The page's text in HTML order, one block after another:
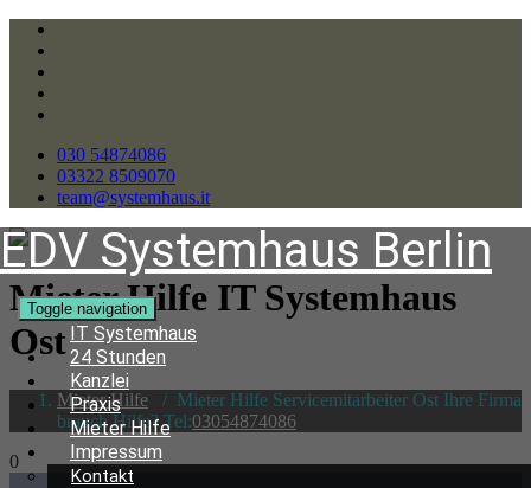
030 54874086
03322 8509070
team@systemhaus.it
EDV Systemhaus Berlin
Toggle navigation
IT Systemhaus
24 Stunden
Kanzlei
Praxis
Mieter Hilfe
Impressum
Kontakt
Mieter Hilfe IT Systemhaus
Ost
Mieter Hilfe / Mieter Hilfe Servicemitarbeiter Ost Ihre Firma
brauch Hilfe? Tel:03054874086
0